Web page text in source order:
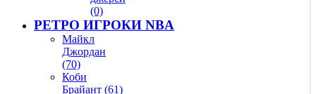
(0)
РЕТРО ИГРОКИ NBA
Майкл
Джордан
(70)
Коби
Брайант (61)